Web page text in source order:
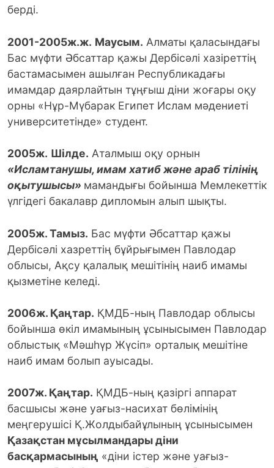
берді.
2001-2005ж.ж. Маусым. Алматы қаласындағы
Бас мүфти Әбсаттар қажы Дербісәлі хазіреттің
бастамасымен ашылған Республикадағы
имамдар даярлайтын тұңғыш діни жоғары оқу
орны «Нұр-Мүбарак Египет Ислам мәдениеті
университетінде» студент.
2005ж. Шілде. Аталмыш оқу орнын
«Исламтанушы, имам хатиб және араб тілінің
оқытушысы» мамандығы бойынша Мемлекеттік
үлгідегі бакалавр дипломын алып шықты.
2005ж. Тамыз. Бас мүфти Әбсаттар қажы
Дербісәлі хазреттің бұйрығымен Павлодар
облысы, Ақсу қалалық мешітінің наиб имамы
қызметіне келеді.
2006ж. Қаңтар. ҚМДБ-ның Павлодар облысы
бойынша өкіл имамының ұсынысымен Павлодар
облыстық «Мәшһүр Жүсіп» орталық мешітіне
наиб имам болып ауысады.
2007ж. Қаңтар. ҚМДБ-ның қазіргі аппарат
басшысы және уағыз-насихат бөлімінің
меңгерушісі Қ.Жолдыбайұлының ұсынысымен
Қазақстан мұсылмандары діни
басқармасының «діни істер және уағыз-